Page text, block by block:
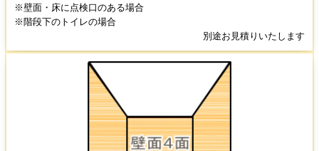
※壁面・床に点検口のある場合
※階段下のトイレの場合
別途お見積りいたします